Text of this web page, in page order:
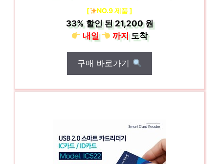
[ NO.9 제품 ]
33%할인 된21,200 원
내일
까지도착
구매 바로가기